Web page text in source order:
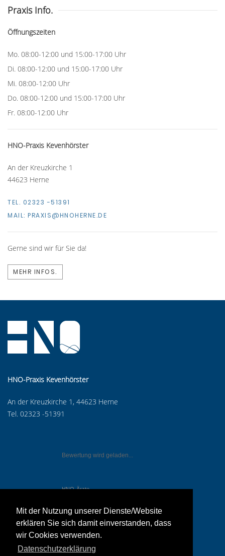
Mit der Nutzung unserer Dienste/Website
erklären Sie sich damit einverstanden, dass
wir Cookies verwenden.
Datenschutzerklärung
Praxis Info.
Öffnungszeiten
Mo. 08:00-12:00 und 15:00-17:00 Uhr
Di. 08:00-12:00 und 15:00-17:00 Uhr
Mi. 08:00-12:00 Uhr
Do. 08:00-12:00 und 15:00-17:00 Uhr
Fr. 08:00-12:00 Uhr
HNO-Praxis Kevenhörster
An der Kreuzkirche 1
44623 Herne
TEL. 02323 -51391
MAIL: PRAXIS@HNOHERNE.DE
Gerne sind wir für Sie da!
MEHR INFOS.
HNO-Praxis Kevenhörster
An der Kreuzkirche 1, 44623 Herne
Tel. 02323 -51391
Bewertung wird geladen...
HNO-Ärzte
IMPRESSUM DATENSCHUTZERKLÄRUNG